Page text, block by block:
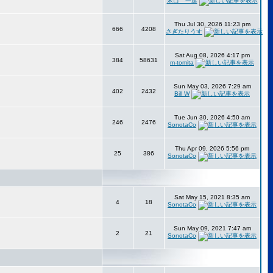
666 4208
Thu Jul 30, 2026 11:23 pm
さぎたりうす
384 58631
Sat Aug 08, 2026 4:17 pm
m-tomita
402 2432
Sun May 03, 2026 7:29 am
Bill W
246 2476
Tue Jun 30, 2026 4:50 am
SonotaCo
25 386
Thu Apr 09, 2026 5:56 pm
SonotaCo
4 18
Sat May 15, 2021 8:35 am
SonotaCo
2 21
Sun May 09, 2021 7:47 am
SonotaCo